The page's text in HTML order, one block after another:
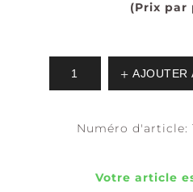
(Prix par
AJOUTER
Numéro d'article:
Votre article